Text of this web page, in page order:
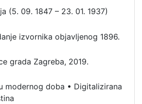
(5. 09. 1847 – 23. 01. 1937)
izvornika objavljenog 1896.
grada Zagreba, 2019.
modernog doba • Digitalizirana